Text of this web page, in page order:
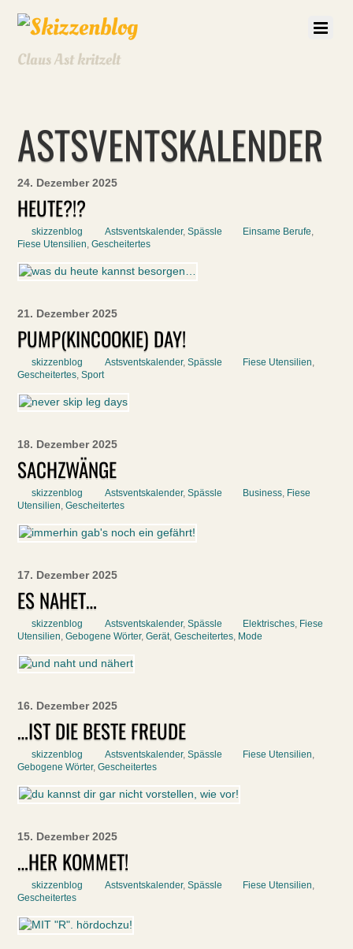
Claus Ast kritzelt
ASTSVENTSKALENDER
24. Dezember 2025
HEUTE?!?
skizzenblog Astsventskalender,Spässle Einsame Berufe,
Fiese Utensilien,Gescheitertes
21. Dezember 2025
PUMP(KINCOOKIE) DAY!
skizzenblog Astsventskalender,Spässle Fiese Utensilien,
Gescheitertes,Sport
18. Dezember 2025
SACHZWÄNGE
skizzenblog Astsventskalender,Spässle Business, Fiese
Utensilien,Gescheitertes
17. Dezember 2025
ES NAHET…
skizzenblog Astsventskalender,Spässle Elektrisches, Fiese
Utensilien,Gebogene Wörter,Gerät,Gescheitertes, Mode
16. Dezember 2025
…IST DIE BESTE FREUDE
skizzenblog Astsventskalender,Spässle Fiese Utensilien,
Gebogene Wörter,Gescheitertes
15. Dezember 2025
…HER KOMMET!
skizzenblog Astsventskalender,Spässle Fiese Utensilien,
Gescheitertes